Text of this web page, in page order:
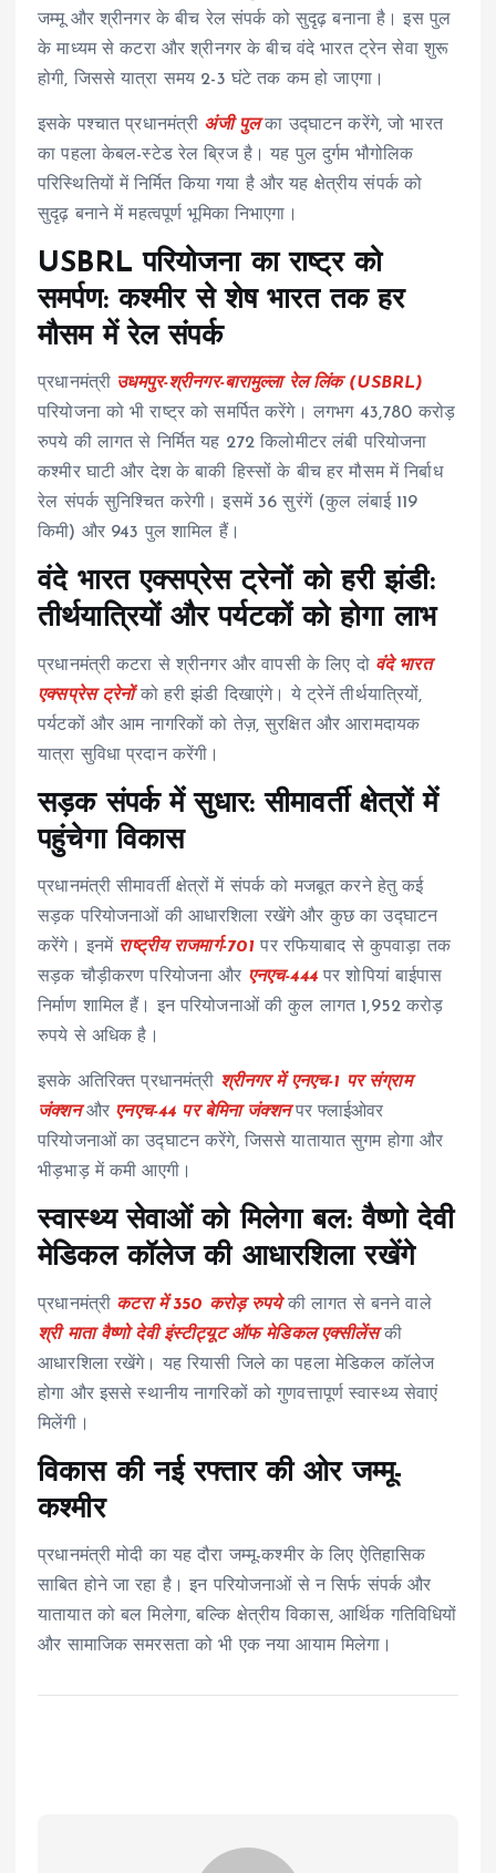
जम्मू और श्रीनगर के बीच रेल संपर्क को सुदृढ़ बनाना है। इस पुल
के माध्यम से कटरा और श्रीनगर के बीच वंदे भारत ट्रेन सेवा शुरू
होगी, जिससे यात्रा समय 2-3 घंटे तक कम हो जाएगा।
इसके पश्चात प्रधानमंत्री अंजी पुलका उद्घाटन करेंगे, जो भारत
का पहला केबल-स्टेड रेल ब्रिज है। यह पुल दुर्गम भौगोलिक
परिस्थितियों में निर्मित किया गया है और यह क्षेत्रीय संपर्क को
सुदृढ़ बनाने में महत्वपूर्ण भूमिका निभाएगा।
USBRL परियोजना का राष्ट्र को
समर्पण: कश्मीर से शेष भारत तक हर
मौसम में रेल संपर्क
प्रधानमंत्री उधमपुर-श्रीनगर-बारामुल्ला रेल लिंक (USBRL)
परियोजना को भी राष्ट्र को समर्पित करेंगे। लगभग 43,780 करोड़
रुपये की लागत से निर्मित यह 272 किलोमीटर लंबी परियोजना
कश्मीर घाटी और देश के बाकी हिस्सों के बीच हर मौसम में निर्बाध
रेल संपर्क सुनिश्चित करेगी। इसमें 36 सुरंगें (कुल लंबाई 119
किमी) और 943 पुल शामिल हैं।
वंदे भारत एक्सप्रेस ट्रेनों को हरी झंडी:
तीर्थयात्रियों और पर्यटकों को होगा लाभ
प्रधानमंत्री कटरा से श्रीनगर और वापसी के लिए दो वंदे भारत
एक्सप्रेस ट्रेनोंको हरी झंडी दिखाएंगे। ये ट्रेनें तीर्थयात्रियों,
पर्यटकों और आम नागरिकों को तेज़, सुरक्षित और आरामदायक
यात्रा सुविधा प्रदान करेंगी।
सड़क संपर्क में सुधार: सीमावर्ती क्षेत्रों में
पहुंचेगा विकास
प्रधानमंत्री सीमावर्ती क्षेत्रों में संपर्क को मजबूत करने हेतु कई
सड़क परियोजनाओं की आधारशिला रखेंगे और कुछ का उद्घाटन
करेंगे। इनमें राष्ट्रीय राजमार्ग-701 पर रफियाबाद से कुपवाड़ा तक
सड़क चौड़ीकरण परियोजना और एनएच-444पर शोपियां बाईपास
निर्माण शामिल हैं। इन परियोजनाओं की कुल लागत 1,952 करोड़
रुपये से अधिक है।
इसके अतिरिक्त प्रधानमंत्री श्रीनगर में एनएच-1 पर संग्राम
जंक्शनऔर एनएच-44 पर बेमिना जंक्शनपर फ्लाईओवर
परियोजनाओं का उद्घाटन करेंगे, जिससे यातायात सुगम होगा और
भीड़भाड़ में कमी आएगी।
स्वास्थ्य सेवाओं को मिलेगा बल: वैष्णो देवी
मेडिकल कॉलेज की आधारशिला रखेंगे
प्रधानमंत्री कटरा में 350 करोड़ रुपयेकी लागत से बनने वाले
श्री माता वैष्णो देवी इंस्टीट्यूट ऑफ मेडिकल एक्सीलेंसकी
आधारशिला रखेंगे। यह रियासी जिले का पहला मेडिकल कॉलेज
होगा और इससे स्थानीय नागरिकों को गुणवत्तापूर्ण स्वास्थ्य सेवाएं
मिलेंगी।
विकास की नई रफ्तार की ओर जम्मू-
कश्मीर
प्रधानमंत्री मोदी का यह दौरा जम्मू-कश्मीर के लिए ऐतिहासिक
साबित होने जा रहा है। इन परियोजनाओं से न सिर्फ संपर्क और
यातायात को बल मिलेगा, बल्कि क्षेत्रीय विकास, आर्थिक गतिविधियों
और सामाजिक समरसता को भी एक नया आयाम मिलेगा।